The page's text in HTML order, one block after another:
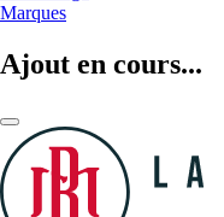
Marques
Ajout en cours...